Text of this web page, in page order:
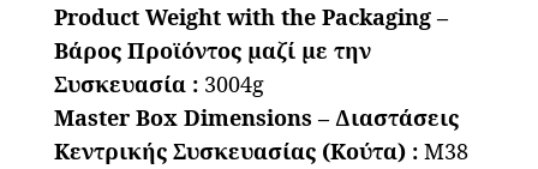
Product Weight with the Packaging –
Βάρος Προϊόντος μαζί με την
Συσκευασία : 3004g
Master Box Dimensions – Διαστάσεις
Κεντρικής Συσκευασίας (Κούτα) : Μ38